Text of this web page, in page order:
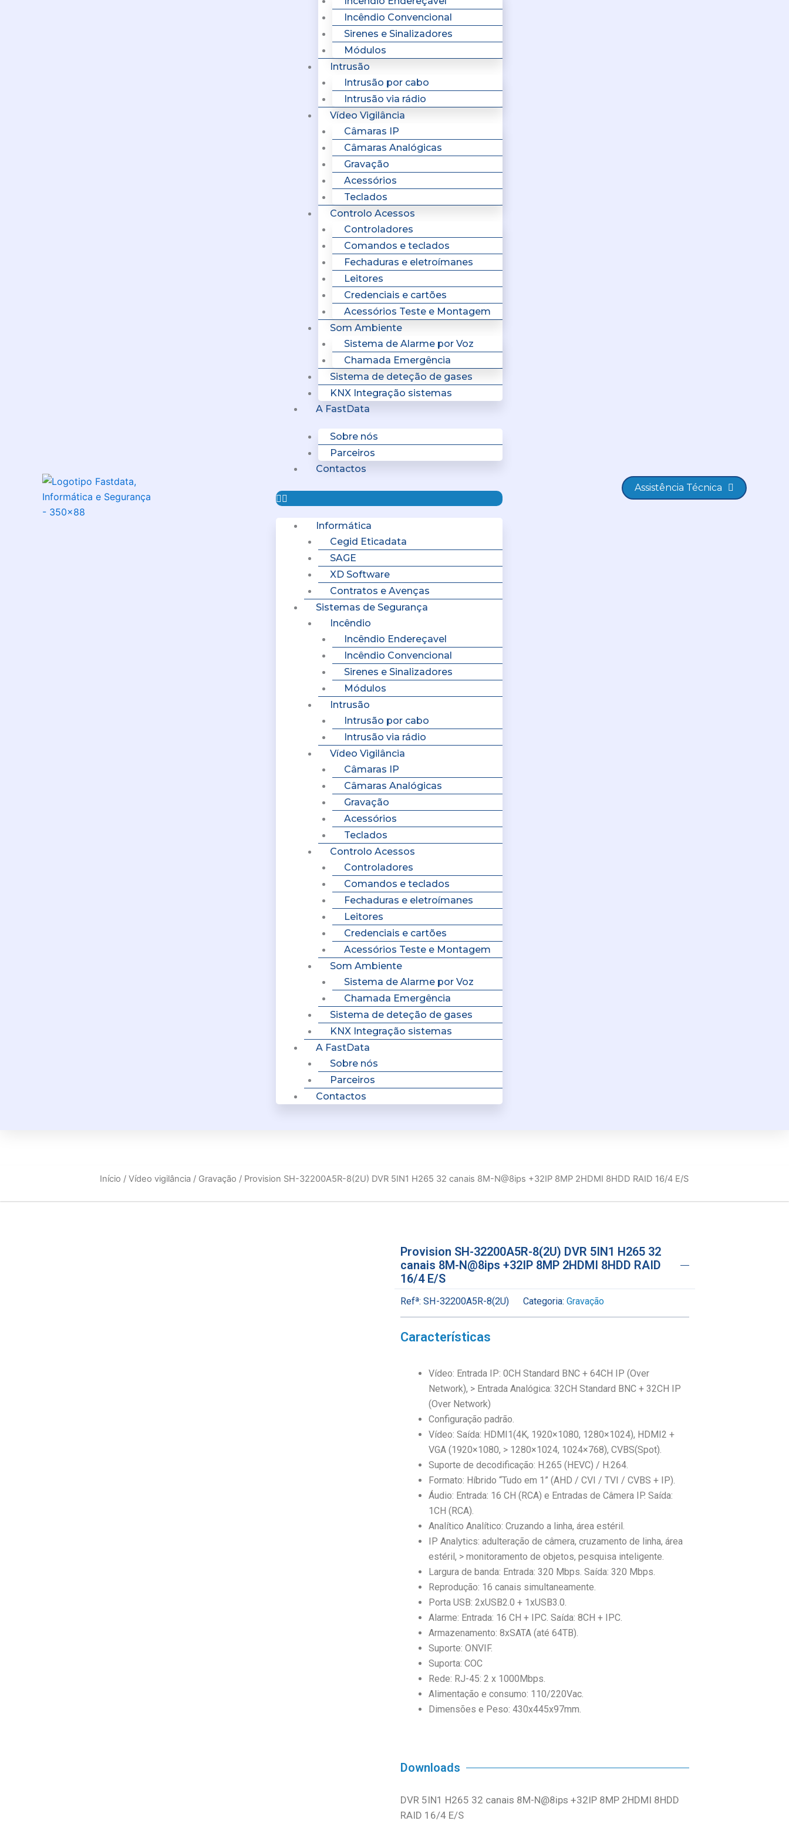
Incêndio Convencional
Sirenes e Sinalizadores
Módulos
Intrusão
Intrusão por cabo
Intrusão via rádio
Vídeo Vigilância
Câmaras IP
Câmaras Analógicas
Gravação
Acessórios
Teclados
Controlo Acessos
Controladores
Comandos e teclados
Fechaduras e eletroímanes
Leitores
Credenciais e cartões
Acessórios Teste e Montagem
Som Ambiente
Sistema de Alarme por Voz
Chamada Emergência
Sistema de deteção de gases
KNX Integração sistemas
A FastData
Sobre nós
Parceiros
Contactos
Informática
Cegid Eticadata
SAGE
XD Software
Contratos e Avenças
Sistemas de Segurança
Incêndio
Incêndio Endereçavel
Incêndio Convencional
Sirenes e Sinalizadores
Módulos
Intrusão
Intrusão por cabo
Intrusão via rádio
Vídeo Vigilância
Câmaras IP
Câmaras Analógicas
Gravação
Acessórios
Teclados
Controlo Acessos
Controladores
Comandos e teclados
Fechaduras e eletroímanes
Leitores
Credenciais e cartões
Acessórios Teste e Montagem
Som Ambiente
Sistema de Alarme por Voz
Chamada Emergência
Sistema de deteção de gases
KNX Integração sistemas
A FastData
Sobre nós
Parceiros
Contactos
Assistência Técnica
Início / Vídeo vigilância / Gravação / Provision SH-32200A5R-8(2U) DVR 5IN1 H265 32 canais 8M-N@8ips +32IP 8MP 2HDMI 8HDD RAID 16/4 E/S
Provision SH-32200A5R-8(2U) DVR 5IN1 H265 32
canais 8M-N@8ips +32IP 8MP 2HDMI 8HDD RAID
16/4 E/S
Refª: SH-32200A5R-8(2U) Categoria: Gravação
Características
Vídeo: Entrada IP: 0CH Standard BNC + 64CH IP (Over
Network), > Entrada Analógica: 32CH Standard BNC + 32CH IP
(Over Network)
Configuração padrão.
Vídeo: Saída: HDMI1(4K, 1920×1080, 1280×1024), HDMI2 +
VGA (1920×1080, > 1280×1024, 1024×768), CVBS(Spot).
Suporte de decodificação: H.265 (HEVC) / H.264.
Formato: Híbrido “Tudo em 1” (AHD / CVI / TVI / CVBS + IP).
Áudio: Entrada: 16 CH (RCA) e Entradas de Câmera IP. Saída:
1CH (RCA).
Analítico Analítico: Cruzando a linha, área estéril.
IP Analytics: adulteração de câmera, cruzamento de linha, área
estéril, > monitoramento de objetos, pesquisa inteligente.
Largura de banda: Entrada: 320 Mbps. Saída: 320 Mbps.
Reprodução: 16 canais simultaneamente.
Porta USB: 2xUSB2.0 + 1xUSB3.0.
Alarme: Entrada: 16 CH + IPC. Saída: 8CH + IPC.
Armazenamento: 8xSATA (até 64TB).
Suporte: ONVIF.
Suporta: COC
Rede: RJ-45: 2 x 1000Mbps.
Alimentação e consumo: 110/220Vac.
Dimensões e Peso: 430x445x97mm.
Downloads
DVR 5IN1 H265 32 canais 8M-N@8ips +32IP 8MP 2HDMI 8HDD
RAID 16/4 E/S